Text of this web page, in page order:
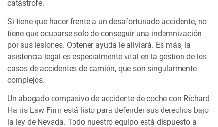
catástrofe.
Si tiene que hacer frente a un desafortunado accidente, no
tiene que ocuparse solo de conseguir una indemnización
por sus lesiones. Obtener ayuda le aliviará. Es más, la
asistencia legal es especialmente vital en la gestión de los
casos de accidentes de camión, que son singularmente
complejos.
Un abogado compasivo de accidente de coche con Richard
Harris Law Firm está listo para defender sus derechos bajo
la ley de Nevada. Todo nuestro equipo está dispuesto a